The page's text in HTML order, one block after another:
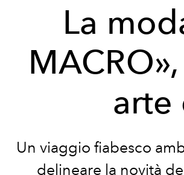
La
arte
Un viaggio fiabesco
delineare la novità